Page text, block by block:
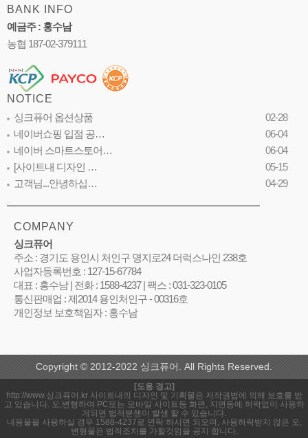
BANK INFO
예금주 : 홍수남
농협 187-02-379111
NOTICE
싱크퓨어 옵션상품
02-28
네이버쇼핑 입점 공…
06-04
네이버 스마트스토어…
06-04
[사이트내 디자인 …
05-15
고객님...안녕하십…
04-29
COMPANY
싱크퓨어
주소 : 경기도 용인시 처인구 명지로24 더럭스나인 238호
사업자등록번호 : 127-15-67784
대표 : 홍수남 | 전화 : 1588-4237 | 팩스 : 031-323-0105
통신판매업 : 제2014 용인처인구 - 00316호
개인정보 보호책임자 : 홍수남
Copyright © 2012-2022 싱크퓨어. All Rights Reserved.
[도용 경고]
http://www.싱크퓨어.kr 사이트내의 디자인 및 기획물은 저작권법에 의해 보호를 받
고 있습니다. 오,변형하여 PC또는 모바일 사이트등 화면, 지면등에 허락없이 사용하
게되면 법적분쟁이 발생 할 수 있습니다.
내용물을 사용하실 경우 1588-4237로 연락 하시면 되오며, 사용허락받지 않은 오,
변형물은 법적조치를 가할것임을 공지 합니다.